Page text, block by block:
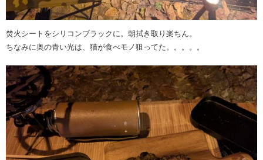
焚火シートをシリコンブラックに。朝拭き取り楽ちん。
ちなみに奥の青い光は、猫が食べモノ狙ってた。。。。。